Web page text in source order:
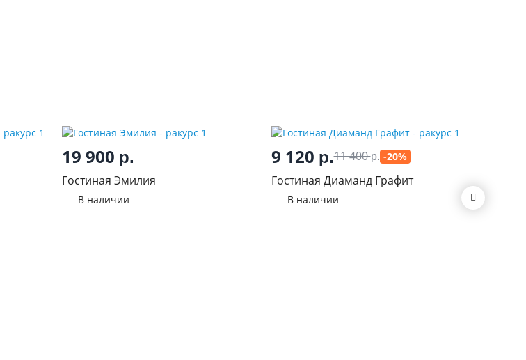
19 900 р.
Гостиная Эмилия
В наличии
9 120 р.11 400р. -20%
Гостиная Диаманд Графит
В наличии